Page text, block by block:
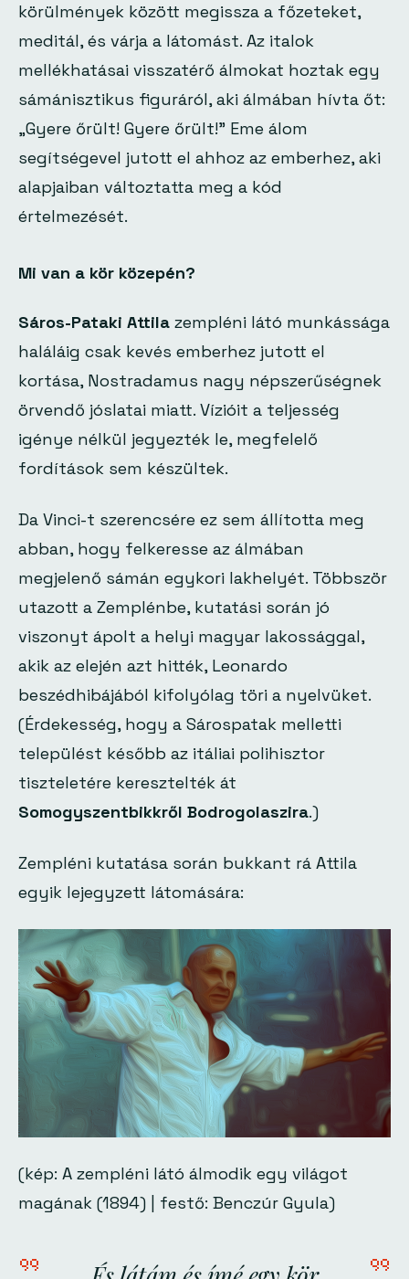
körülmények között megissza a főzeteket,
meditál, és várja a látomást. Az italok
mellékhatásai visszatérő álmokat hoztak egy
sámánisztikus figuráról, aki álmában hívta őt:
„Gyere őrült! Gyere őrült!” Eme álom
segítségevel jutott el ahhoz az emberhez, aki
alapjaiban változtatta meg a kód
értelmezését.
Mi van a kör közepén?
Sáros-Pataki Attila zempléni látó munkássága
haláláig csak kevés emberhez jutott el
kortása, Nostradamus nagy népszerűségnek
örvendő jóslatai miatt. Vízióit a teljesség
igénye nélkül jegyezték le, megfelelő
fordítások sem készültek.
Da Vinci-t szerencsére ez sem állította meg
abban, hogy felkeresse az álmában
megjelenő sámán egykori lakhelyét. Többször
utazott a Zemplénbe, kutatási során jó
viszonyt ápolt a helyi magyar lakossággal,
akik az elején azt hitték, Leonardo
beszédhibájából kifolyólag töri a nyelvüket.
(Érdekesség, hogy a Sárospatak melletti
települést később az itáliai polihisztor
tiszteletére keresztelték át
Somogyszentbikkről Bodrogolaszira.)
Zempléni kutatása során bukkant rá Attila
egyik lejegyzett látomására:
(kép: A zempléni látó álmodik egy világot
magának (1894) | festő: Benczúr Gyula)